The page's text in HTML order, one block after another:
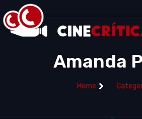
Amanda
Home